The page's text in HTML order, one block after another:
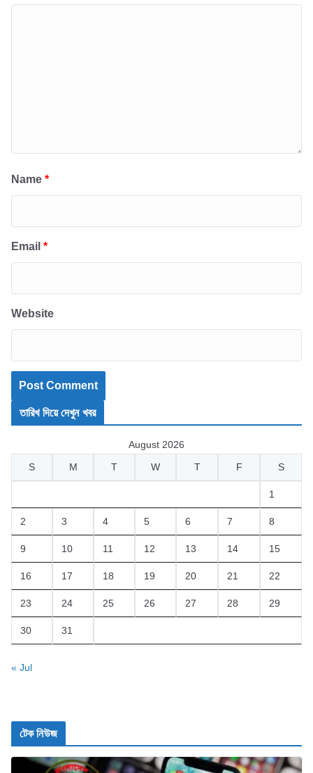
Name *
Email *
Website
তারিখ দিয়ে দেখুন খবর
August 2026
S
M T W T F S
1
2 3 4 5 6 7 8
9 10 11 12 13 14 15
16 17 18 19 20 21 22
23 24 25 26 27 28 29
30 31
« Jul
টেক নিউজ